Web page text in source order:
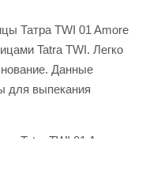
Татра TWI 01 Amore
Tatra TWI. Легко
Данные
для выпекания
Tatra TWI 01 Amore